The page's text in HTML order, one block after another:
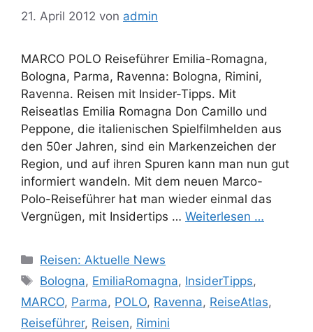
21. April 2012 von admin
MARCO POLO Reiseführer Emilia-Romagna,
Bologna, Parma, Ravenna: Bologna, Rimini,
Ravenna. Reisen mit Insider-Tipps. Mit
Reiseatlas Emilia Romagna Don Camillo und
Peppone, die italienischen Spielfilmhelden aus
den 50er Jahren, sind ein Markenzeichen der
Region, und auf ihren Spuren kann man nun gut
informiert wandeln. Mit dem neuen Marco-
Polo-Reiseführer hat man wieder einmal das
Vergnügen, mit Insidertips … Weiterlesen …
Kategorien
Reisen: Aktuelle News
Schlagwörter
Bologna, EmiliaRomagna, InsiderTipps,
MARCO, Parma, POLO, Ravenna, ReiseAtlas,
Reiseführer, Reisen, Rimini